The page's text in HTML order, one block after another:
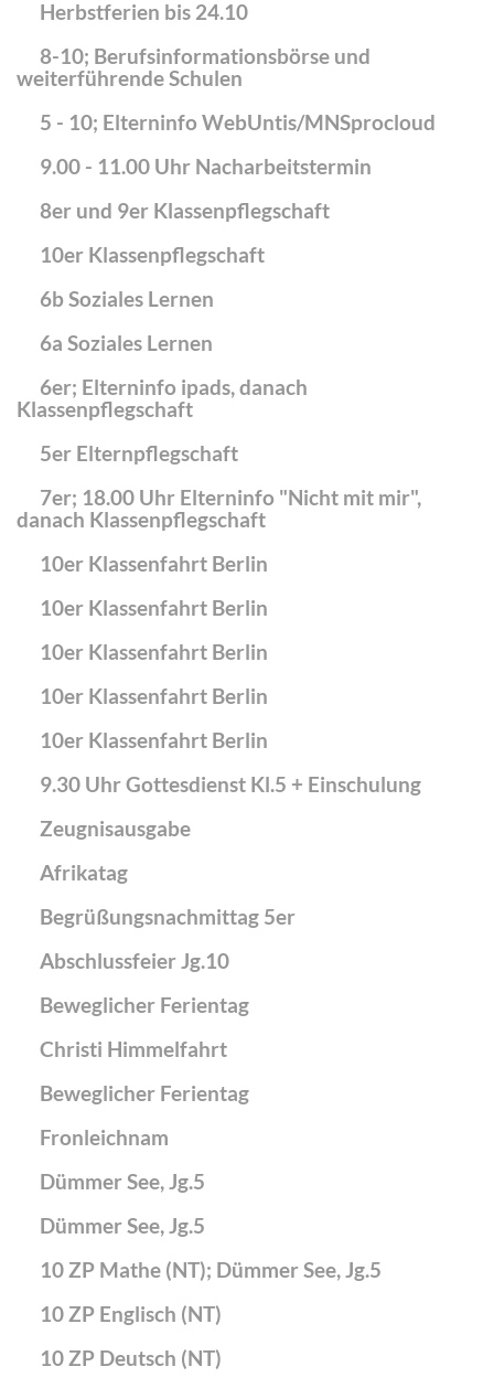
Herbstferien bis 24.10
8-10; Berufsinformationsbörse und
weiterführende Schulen
5 - 10; Elterninfo WebUntis/MNSprocloud
9.00 - 11.00 Uhr Nacharbeitstermin
8er und 9er Klassenpflegschaft
10er Klassenpflegschaft
6b Soziales Lernen
6a Soziales Lernen
6er; Elterninfo ipads, danach
Klassenpflegschaft
5er Elternpflegschaft
7er; 18.00 Uhr Elterninfo "Nicht mit mir",
danach Klassenpflegschaft
10er Klassenfahrt Berlin
10er Klassenfahrt Berlin
10er Klassenfahrt Berlin
10er Klassenfahrt Berlin
10er Klassenfahrt Berlin
9.30 Uhr Gottesdienst Kl.5 + Einschulung
Zeugnisausgabe
Afrikatag
Begrüßungsnachmittag 5er
Abschlussfeier Jg.10
Beweglicher Ferientag
Christi Himmelfahrt
Beweglicher Ferientag
Fronleichnam
Dümmer See, Jg.5
Dümmer See, Jg.5
10 ZP Mathe (NT); Dümmer See, Jg.5
10 ZP Englisch (NT)
10 ZP Deutsch (NT)